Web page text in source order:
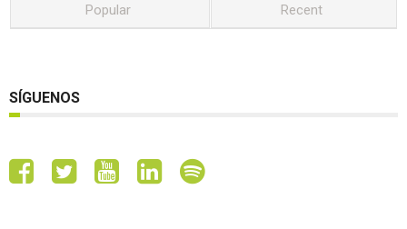
Popular Recent
SÍGUENOS